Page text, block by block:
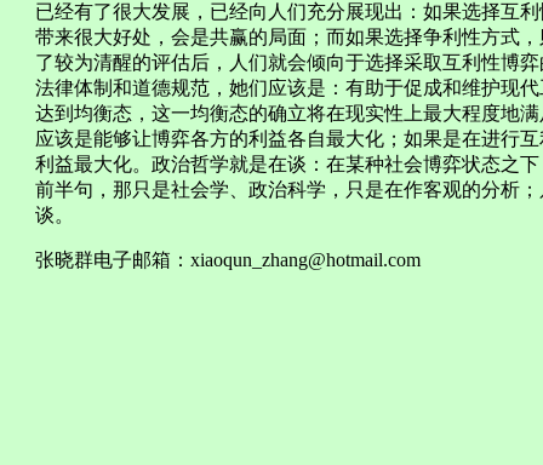
已经有了很大发展，已经向人们充分展现出：如果选择互
带来很大好处，会是共赢的局面；而如果选择争利性方式
了较为清醒的评估后，人们就会倾向于选择采取互利性博
法律体制和道德规范，她们应该是：有助于促成和维护现
达到均衡态，这一均衡态的确立将在现实性上最大程度地
应该是能够让博弈各方的利益各自最大化；如果是在进行
利益最大化。政治哲学就是在谈：在某种社会博弈状态之
前半句，那只是社会学、政治科学，只是在作客观的分析
谈。
张晓群电子邮箱： xiaoqun_zhang@hotmail.com